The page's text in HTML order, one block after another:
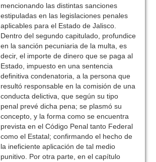
mencionando las distintas sanciones
estipuladas en las legislaciones penales
aplicables para el Estado de Jalisco.
Dentro del segundo capitulado, profundice
en la sanción pecuniaria de la multa, es
decir, el importe de dinero que se paga al
Estado, impuesto en una sentencia
definitiva condenatoria, a la persona que
resultó responsable en la comisión de una
conducta delictiva, que según su tipo
penal prevé dicha pena; se plasmó su
concepto, y la forma como se encuentra
prevista en el Código Penal tanto Federal
como el Estatal; confirmando el hecho de
la ineficiente aplicación de tal medio
punitivo. Por otra parte, en el capítulo